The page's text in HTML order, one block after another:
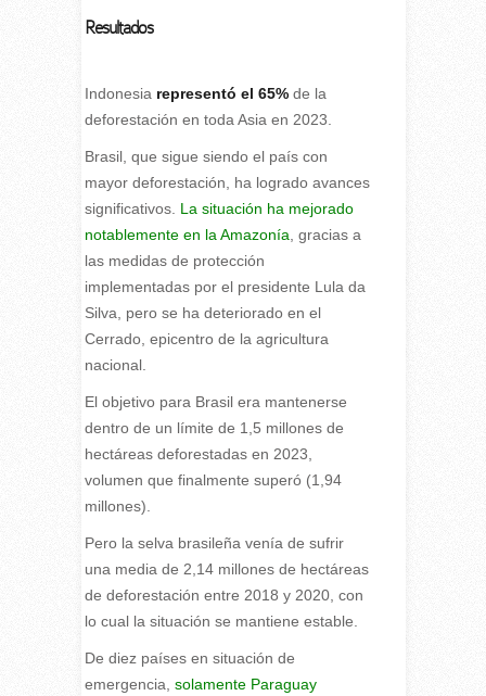
Resultados
Indonesia representó el 65%de la
deforestación en toda Asia en 2023.
Brasil, que sigue siendo el país con
mayor deforestación, ha logrado avances
significativos. La situación ha mejorado
notablemente en la Amazonía , gracias a
las medidas de protección
implementadas por el presidente Lula da
Silva, pero se ha deteriorado en el
Cerrado, epicentro de la agricultura
nacional.
El objetivo para Brasil era mantenerse
dentro de un límite de 1,5 millones de
hectáreas deforestadas en 2023,
volumen que finalmente superó (1,94
millones).
Pero la selva brasileña venía de sufrir
una media de 2,14 millones de hectáreas
de deforestación entre 2018 y 2020, con
lo cual la situación se mantiene estable.
De diez países en situación de
emergencia, solamente Paraguay